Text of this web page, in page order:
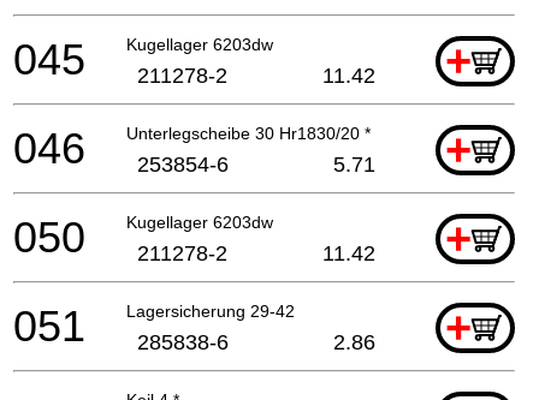
Kugellager 6203dw +
045 211278-2 11.42
Unterlegscheibe 30 Hr1830/20 * +
046 253854-6 5.71
Kugellager 6203dw +
050 211278-2 11.42
Lagersicherung 29-42 +
051 285838-6 2.86